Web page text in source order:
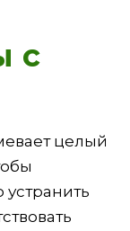
с
целый